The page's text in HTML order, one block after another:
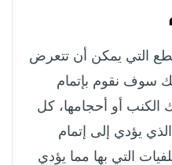
التي يمكن أن تتعرض
سوف نقوم بإتمام
الكنب أو أحجامها، كل
يؤدي إلى إتمام
التي بها مما يؤدي